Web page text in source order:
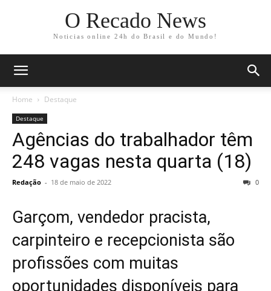
O Recado News
Noticias online 24h do Brasil e do Mundo!
Home Destaque
Destaque
Agências do trabalhador têm
248 vagas nesta quarta (18)
Redação - 18 de maio de 2022 0
Garçom, vendedor pracista,
carpinteiro e recepcionista são
profissões com muitas
oportunidades disponíveis para